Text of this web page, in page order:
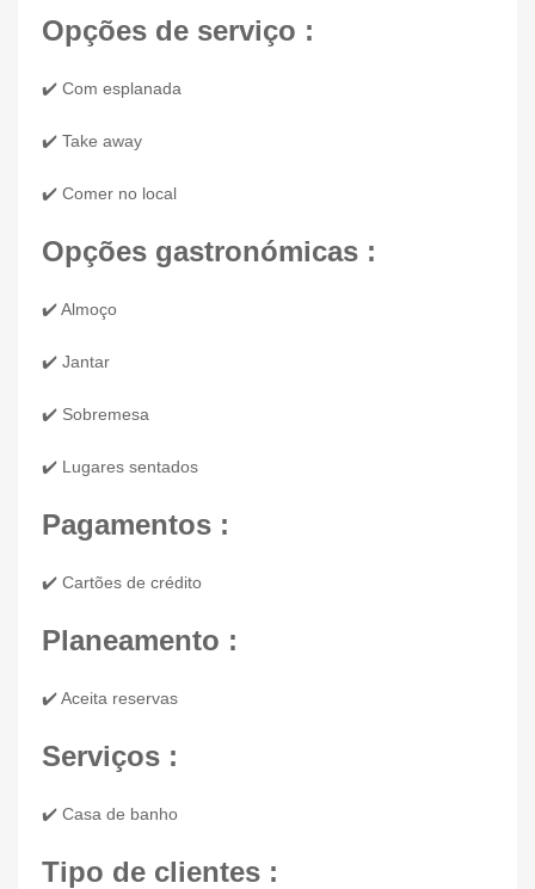
Opções de serviço :
✔️ Com esplanada
✔️ Take away
✔️ Comer no local
Opções gastronómicas :
✔️ Almoço
✔️ Jantar
✔️ Sobremesa
✔️ Lugares sentados
Pagamentos :
✔️ Cartões de crédito
Planeamento :
✔️ Aceita reservas
Serviços :
✔️ Casa de banho
Tipo de clientes :